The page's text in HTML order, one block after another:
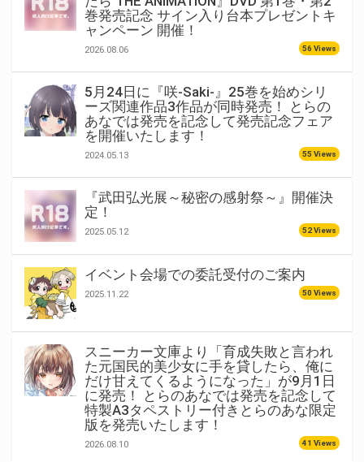
巻発売記念 サイン入り台本プレゼントキ
ャンペーン 開催！
2026.08.06 56 Views
5月24日に『咲-Saki-』25巻を始めシリ
ーズ関連作品3作品が同時発売！ とらの
あなでは発売を記念して発売記念フェア
を開催いたします！
2024.05.13 55 Views
『武田弘光展～秘密の感射祭～』開催決
定！
2025.05.12 52 Views
イベント会場での委託受付のご案内
2025.11.22 50 Views
スニーカー文庫より「育成失敗と言われ
た元国民的美少女に手を貸したら、俺に
だけ甘えてくるようになった」が9月1日
に発売！ とらのあなでは発売を記念して
特製A3タペストリー付きとらのあな限定
版を発売いたします！
2026.08.10 41 Views